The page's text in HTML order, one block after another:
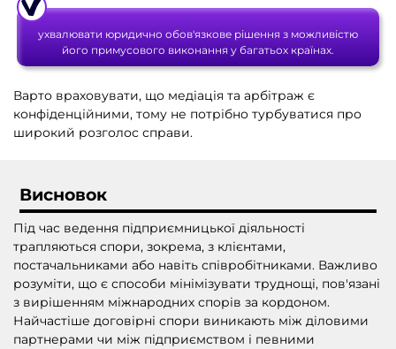
ухвалювати юридично обов'язкове рішення з можливістю
його примусового виконання у багатьох країнах.
Варто враховувати, що медіація та арбітраж є
конфіденційними, тому не потрібно турбуватися про
широкий розголос справи.
Висновок
Під час ведення підприємницької діяльності
трапляються спори, зокрема, з клієнтами,
постачальниками або навіть співробітниками. Важливо
розуміти, що є способи мінімізувати труднощі, пов'язані
з вирішенням міжнародних спорів за кордоном.
Найчастіше договірні спори виникають між діловими
партнерами чи між підприємством і певними